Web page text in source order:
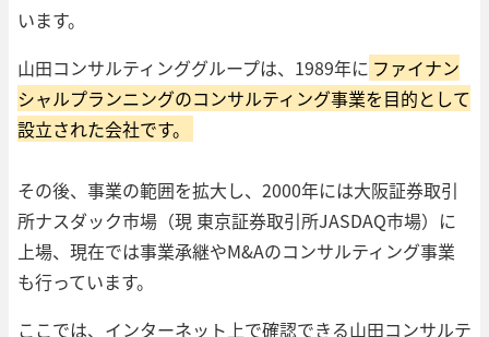
います。
山田コンサルティンググループは、1989年に ファイナン
シャルプランニングのコンサルティング事業を目的として
設立された会社です。
その後、事業の範囲を拡大し、2000年には大阪証券取引
所ナスダック市場（現 東京証券取引所JASDAQ市場）に
上場、現在では事業承継やM&Aのコンサルティング事業
も行っています。
ここでは、インターネット上で確認できる山田コンサルテ